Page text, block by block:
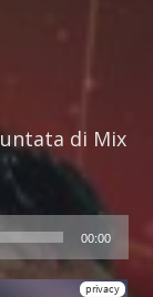
di Mix
00:00